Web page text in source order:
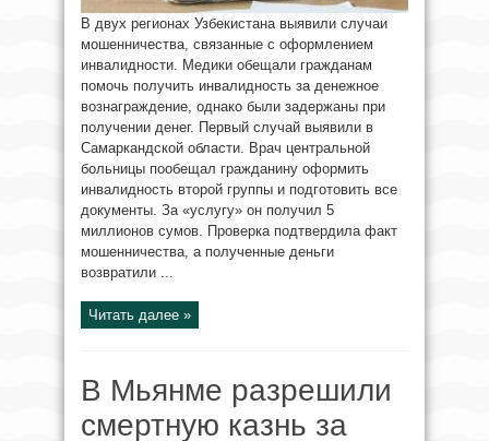
В двух регионах Узбекистана выявили случаи
мошенничества, связанные с оформлением
инвалидности. Медики обещали гражданам
помочь получить инвалидность за денежное
вознаграждение, однако были задержаны при
получении денег. Первый случай выявили в
Самаркандской области. Врач центральной
больницы пообещал гражданину оформить
инвалидность второй группы и подготовить все
документы. За «услугу» он получил 5
миллионов сумов. Проверка подтвердила факт
мошенничества, а полученные деньги
возвратили ...
Читать далее »
В Мьянме разрешили
смертную казнь за